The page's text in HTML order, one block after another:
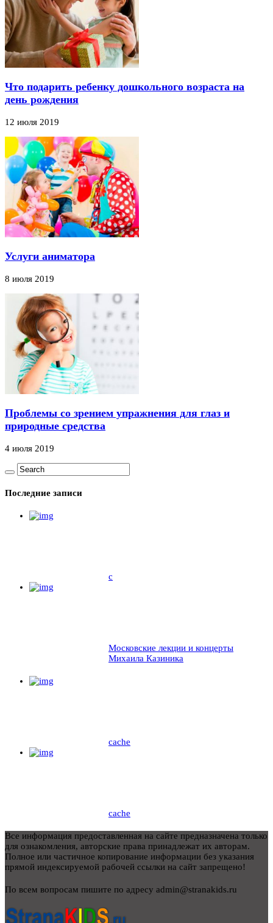
Что подарить ребенку дошкольного возраста на
день рождения
12 июля 2019
Услуги аниматора
8 июля 2019
Проблемы со зрением упражнения для глаз и
природные средства
4 июля 2019
Последние записи
c
Московские лекции и концерты
Михаила Казиника
cache
cache
Все информация предоставленная на сайте предназначена только
для ознакомления, авторские права принадлежат их авторам.
Полное или частичное копирование информации без указания
прямой индексируемой рабочей ссылки на сайт запрещено!
По всем вопросам пишите по адресу admin@stranakids.ru